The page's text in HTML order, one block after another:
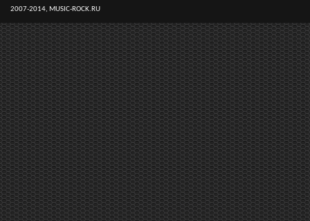
2007-2014, MUSIC-ROCK.RU